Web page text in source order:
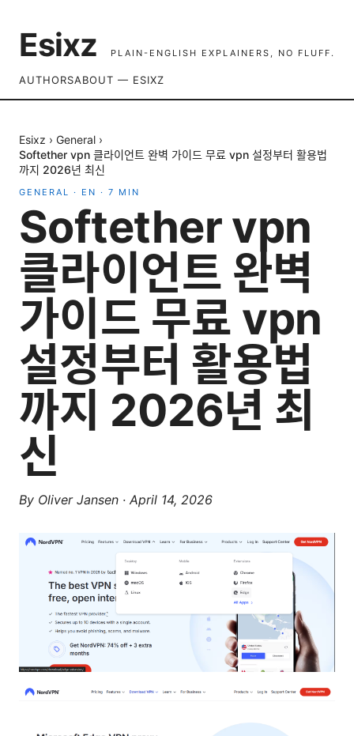
Esixz PLAIN-ENGLISH EXPLAINERS, NO FLUFF.
AUTHORSABOUT — ESIXZ
Esixz › General ›
Softether vpn 클라이언트 완벽 가이드 무료 vpn 설정부터 활용법
까지 2026년 최신
GENERAL · EN · 7 MIN
Softether vpn
클라이언트 완벽
가이드 무료 vpn
설정부터 활용법
까지 2026년 최
신
By Oliver Jansen · April 14, 2026